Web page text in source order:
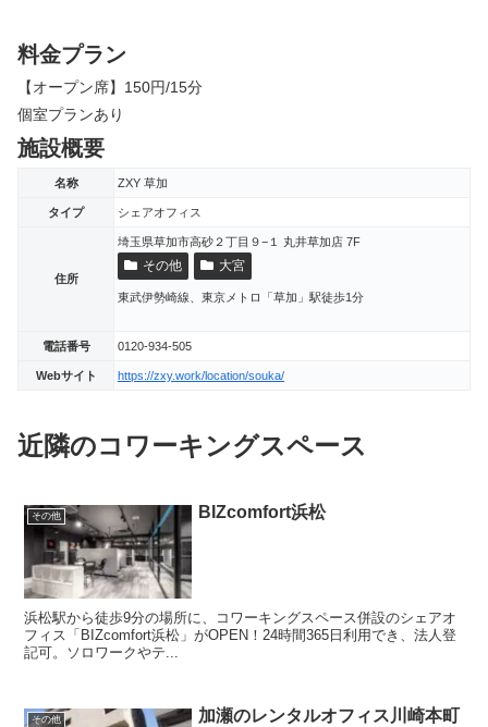
料金プラン
【オープン席】150円/15分
個室プランあり
施設概要
名称 ZXY 草加
タイプ シェアオフィス
住所
埼玉県草加市高砂２丁目９−１ 丸井草加店 7F
その他 大宮
東武伊勢崎線、東京メトロ「草加」駅徒歩1分
電話番号 0120-934-505
Webサイト https://zxy.work/location/souka/
近隣のコワーキングスペース
その他 BIZcomfort浜松
浜松駅から徒歩9分の場所に、コワーキングスペース併設のシェアオ
フィス「BIZcomfort浜松」がOPEN！24時間365日利用でき、法人登
記可。ソロワークやテ...
その他 加瀬のレンタルオフィス川崎本町